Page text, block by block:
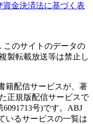
金決済法に基づく表
このサイトのデータの
製転載放送等は禁止し
籍配信サービスが、著
正規版配信サービスで
号)です。ABJ
いるサービスの一覧は